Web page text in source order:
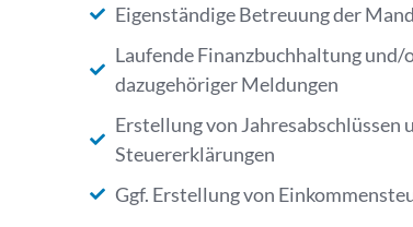
Eigenständige Betreuung der
Laufende Finanzbuchhaltung
dazugehöriger Meldungen
Erstellung von
Steuererklärungen
Ggf. Erstellung von